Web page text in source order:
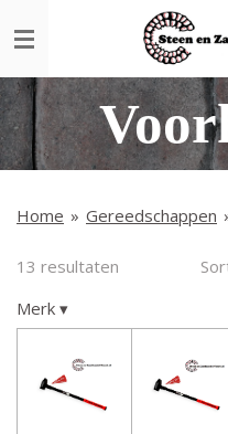
direct
de
hoofdinhoud
Home » Gereedschappen
13 resultaten
Merk ▾